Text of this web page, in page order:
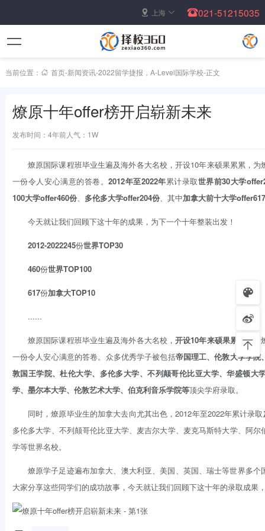
上海 021-51215035
当前位置： 首页-新闻资讯-2022留学捷报 ， A-Level国际学校-正文
燎原十年offer榜开启崭新未来
发布时间：4年前人气：1W
燎原国际课程班毕业生遍及海外各大名校，开设10年来硕果累累，
一份令人安心满意的答卷。2012年至2022年累计录取世界前30大学
100大学offer460份、 多伦多大学offer204份、其中加拿大前十大学offer617
今天就让我们回顾下这十年的成果，为下一个十年整装出发！
2012-2022245份世界TOP30
460份世界TOP100
617份加拿大TOP10
......
燎原国际课程班毕业生遍及海外各大名校，开设10年来硕果累累，为
一份令人安心满意的答卷。众多优秀学子被包括帝国理工、伦敦大学学院
敦国王学院、杜伦大学、多伦多大学、不列颠哥伦比亚大学、华盛顿大
学、墨尔本大学、伦敦艺术大学、伯克利音乐学院等顶尖学府录取。
同时，燎原毕业生的加拿大去向尤其出色，2012年至2022年累计录取
多伦多大学、不列颠哥伦比亚大学、麦吉尔大学、麦克马斯特大学、阿
学等世界名校。
燎原学子足迹遍布加拿大、澳大利亚、美国、英国、瑞士等世界多
大家分享这些同学们的成功故事，今天就让我们回顾下这十年的录取成果